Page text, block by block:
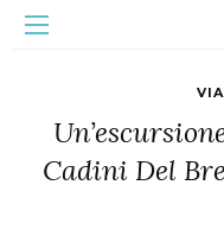
Cadini Del